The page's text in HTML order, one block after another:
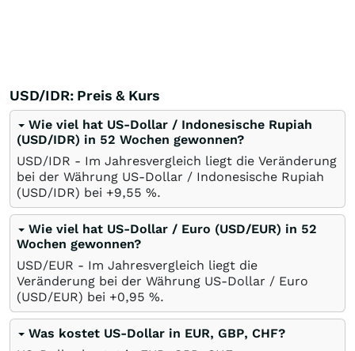
USD/IDR: Preis & Kurs
Wie viel hat US-Dollar / Indonesische Rupiah
(USD/IDR) in 52 Wochen gewonnen?
USD/IDR - Im Jahresvergleich liegt die Veränderung
bei der Währung US-Dollar / Indonesische Rupiah
(USD/IDR) bei +9,55 %.
Wie viel hat US-Dollar / Euro (USD/EUR) in 52
Wochen gewonnen?
USD/EUR - Im Jahresvergleich liegt die
Veränderung bei der Währung US-Dollar / Euro
(USD/EUR) bei +0,95 %.
Was kostet US-Dollar in EUR, GBP, CHF?